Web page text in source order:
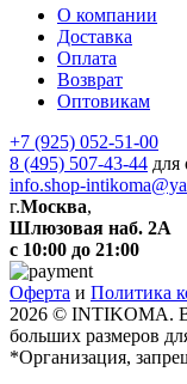
О компании
Доставка
Оплата
Возврат
Оптовикам
+7 (925) 052-51-00
8 (495) 507-43-44 для
info.shop-
г.Москва,
Шлюзовая наб. 2А
с 10:00 до 21:00
Оферта и Политика
2026 © INTIKOMA.
больших размеров
*Организация,